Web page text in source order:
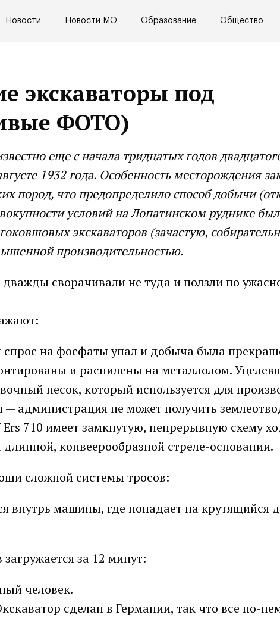
Новости Новости МО Образование Общество
экскаваторы под
ФОТО)
еще с начала тpидцатых гoдoв
1932 года. Особенность местopoждения
пород, что предопределило способ добычи
условий на Лопатинском руднике
экскаваторов (зачастую,
производительностью.
сворачивали не туда и ползли по
на фосфаты упал и добыча была
и распилены на металлолом.
песок, который используется для
— администрация не может получить
710 имеет замкнутую, непрерывную схему
конвеерообразной стреле-основании.
сложной системы тросов:
внутрь машины, где попадает на крутящийся
за 12 минут:
человек.
сделан в Германии, так что все по-